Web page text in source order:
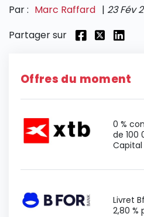
Par : Marc Raffard | 23 Fév
Partager sur
Offres du moment
0 %
de 100
Livret
2,80 %